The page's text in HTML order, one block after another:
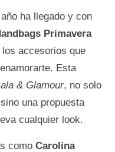
ha llegado y con
Primavera
accesorios que
Esta
& Glamour, no solo
una propuesta
cualquier look.
como Carolina